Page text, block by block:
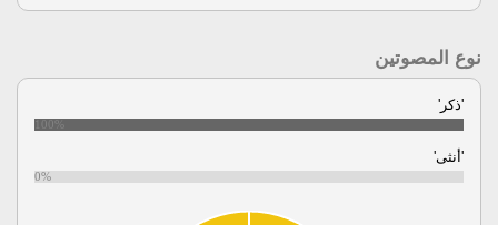
نوع المصوتين
'ذكر'
100%
'أنثى'
0%